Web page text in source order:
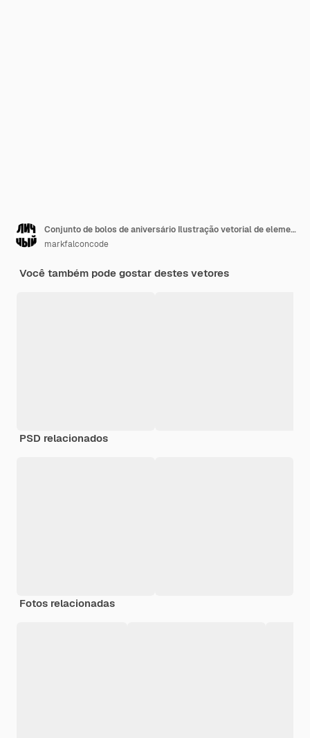
Conjunto de bolos de aniversário Ilustração vetorial de elementos da festa de aniversário
markfalconcode
Você também pode gostar destes vetores
PSD relacionados
Fotos relacionadas